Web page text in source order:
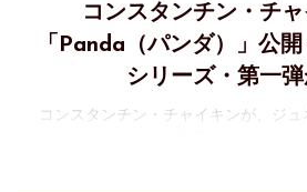
コンスタンチン・チ
「Panda（パンダ）」公
シリーズ・第一
コンスタンチン・チャイキンが、ジ
「Panda（パンダ）」を世界初公開